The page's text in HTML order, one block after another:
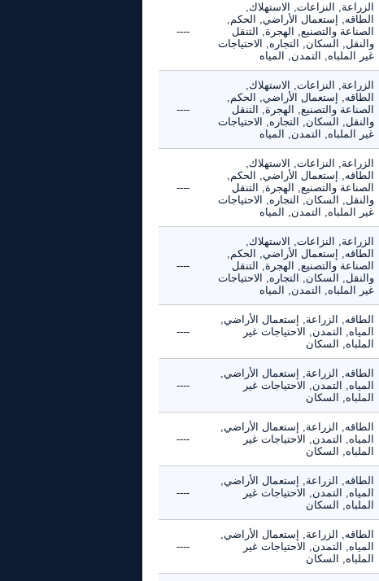
الزراعة, النزاعات, الاستهلاك,
الطاقه, إستعمال الأراضي, الحكم,
الصناعة والتصنيع, الهجرة, التنقل
والنقل, السكان, التجاره, الاحتياجات
غير الملباه, التمدن, المياه
----
الزراعة, النزاعات, الاستهلاك,
الطاقه, إستعمال الأراضي, الحكم,
الصناعة والتصنيع, الهجرة, التنقل
والنقل, السكان, التجاره, الاحتياجات
غير الملباه, التمدن, المياه
----
الزراعة, النزاعات, الاستهلاك,
الطاقه, إستعمال الأراضي, الحكم,
الصناعة والتصنيع, الهجرة, التنقل
والنقل, السكان, التجاره, الاحتياجات
غير الملباه, التمدن, المياه
----
الزراعة, النزاعات, الاستهلاك,
الطاقه, إستعمال الأراضي, الحكم,
الصناعة والتصنيع, الهجرة, التنقل
والنقل, السكان, التجاره, الاحتياجات
غير الملباه, التمدن, المياه
----
الطاقه, الزراعة, إستعمال الأراضي,
المياه, التمدن, الاحتياجات غير
الملباه, السكان
----
الطاقه, الزراعة, إستعمال الأراضي,
المياه, التمدن, الاحتياجات غير
الملباه, السكان
----
الطاقه, الزراعة, إستعمال الأراضي,
المياه, التمدن, الاحتياجات غير
الملباه, السكان
----
الطاقه, الزراعة, إستعمال الأراضي,
المياه, التمدن, الاحتياجات غير
الملباه, السكان
----
الطاقه, الزراعة, إستعمال الأراضي,
المياه, التمدن, الاحتياجات غير
الملباه, السكان
----